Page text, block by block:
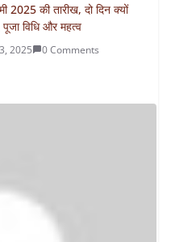
2025 की तारीख, दो दिन क्यों
पूजा विधि और महत्व
2025 0 Comments